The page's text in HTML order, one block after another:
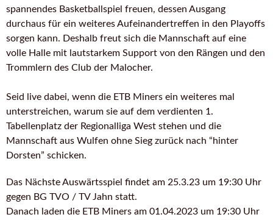
spannendes Basketballspiel freuen, dessen Ausgang
durchaus für ein weiteres Aufeinandertreffen in den Playoffs
sorgen kann. Deshalb freut sich die Mannschaft auf eine
volle Halle mit lautstarkem Support von den Rängen und den
Trommlern des Club der Malocher.
Seid live dabei, wenn die ETB Miners ein weiteres mal
unterstreichen, warum sie auf dem verdienten 1.
Tabellenplatz der Regionalliga West stehen und die
Mannschaft aus Wulfen ohne Sieg zurück nach “hinter
Dorsten” schicken.
Das Nächste Auswärtsspiel findet am 25.3.23 um 19:30 Uhr
gegen BG TVO / TV Jahn statt.
Danach laden die ETB Miners am 01.04.2023 um 19:30 Uhr